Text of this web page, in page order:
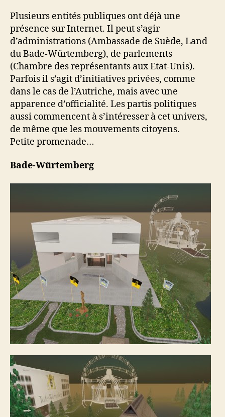
Plusieurs entités publiques ont déjà une
présence sur Internet. Il peut s’agir
d’administrations (Ambassade de Suède, Land
du Bade-Würtemberg), de parlements
(Chambre des représentants aux Etat-Unis).
Parfois il s’agit d’initiatives privées, comme
dans le cas de l’Autriche, mais avec une
apparence d’officialité. Les partis politiques
aussi commencent à s’intéresser à cet univers,
de même que les mouvements citoyens.
Petite promenade…
Bade-Würtemberg